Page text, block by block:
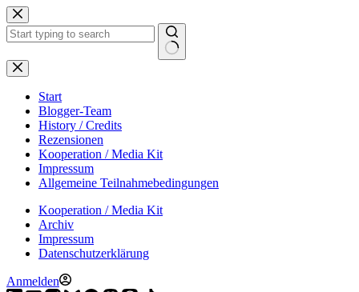
Zum
Inhalt
springen
Start
Blogger-Team
History / Credits
Rezensionen
Kooperation / Media Kit
Impressum
Allgemeine Teilnahmebedingungen
Kooperation / Media Kit
Archiv
Impressum
Datenschutzerklärung
Anmelden